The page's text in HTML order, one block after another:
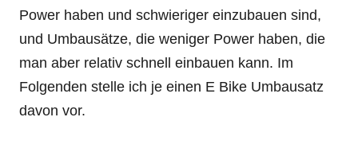
Power haben und schwieriger einzubauen sind,
und Umbausätze, die weniger Power haben, die
man aber relativ schnell einbauen kann. Im
Folgenden stelle ich je einen E Bike Umbausatz
davon vor.